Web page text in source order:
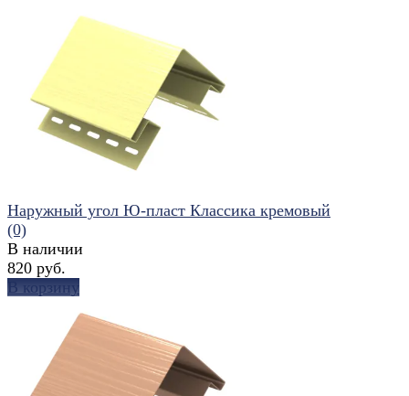
избранное
избранное
Наружный угол Ю-пласт Классика кремовый
(0)
В наличии
820 руб.
В корзину